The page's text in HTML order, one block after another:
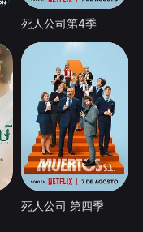
死人公司第4季
死人公司 第四季